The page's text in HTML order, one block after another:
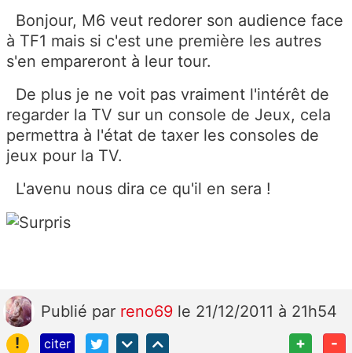
Bonjour, M6 veut redorer son audience face
à TF1 mais si c'est une première les autres
s'en empareront à leur tour.
De plus je ne voit pas vraiment l'intérêt de
regarder la TV sur un console de Jeux, cela
permettra à l'état de taxer les consoles de
jeux pour la TV.
L'avenu nous dira ce qu'il en sera !
Publié par reno69 le 21/12/2011 à 21h54
!
citer + -